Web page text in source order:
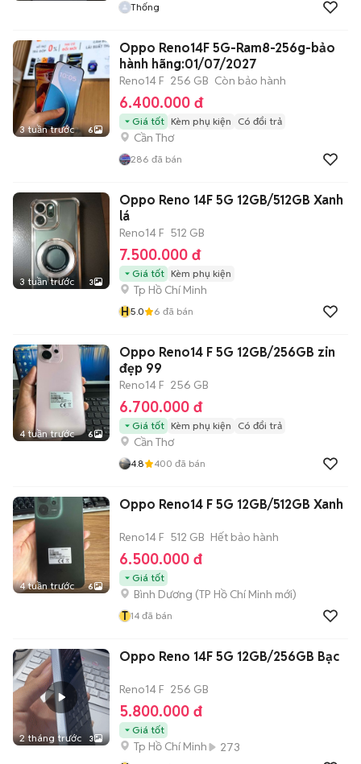
Thống
3 tuần trước 6
Oppo Reno14F 5G-Ram8-256g-bảo
hành hãng:01/07/2027
Reno14 F 256 GB Còn bảo hành
6.400.000 đ
Giá tốt Kèm phụ kiện Có đổi trả
Cần Thơ
286 đã bán
3 tuần trước 3
Oppo Reno 14F 5G 12GB/512GB Xanh
lá
Reno14 F 512 GB
7.500.000 đ
Giá tốt Kèm phụ kiện
Tp Hồ Chí Minh
H5.0 6 đã bán
4 tuần trước 6
Oppo Reno14 F 5G 12GB/256GB zin
đẹp 99
Reno14 F 256 GB
6.700.000 đ
Giá tốt Kèm phụ kiện Có đổi trả
Cần Thơ
4.8 400 đã bán
4 tuần trước 6
Oppo Reno14 F 5G 12GB/512GB Xanh
Reno14 F 512 GB Hết bảo hành
6.500.000 đ
Giá tốt
Bình Dương (TP Hồ Chí Minh mới)
T 14 đã bán
2 tháng trước 3
Oppo Reno 14F 5G 12GB/256GB Bạc
Reno14 F 256 GB
5.800.000 đ
Giá tốt
Tp Hồ Chí Minh
273